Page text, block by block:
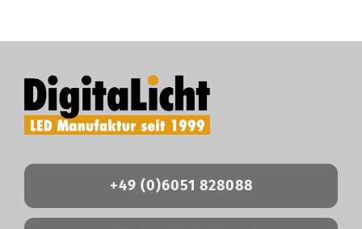
+49 (0)6051 828088